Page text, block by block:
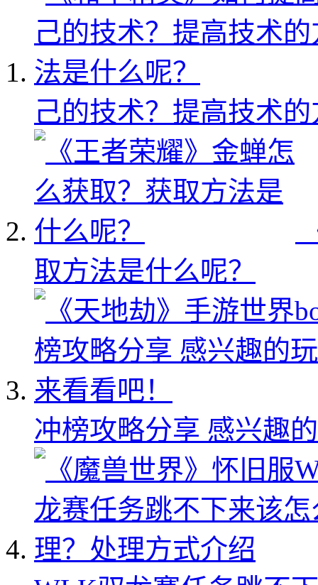
己的技术？提高技术
取方法是什么呢？
冲榜攻略分享 感兴趣